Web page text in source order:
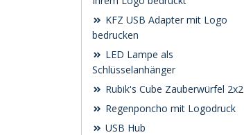
KFZ USB Adapter mit Logo
bedrucken
LED Lampe als
Schlüsselanhänger
Rubik's Cube Zauberwürfel 2x2
Regenponcho mit Logodruck
USB Hub